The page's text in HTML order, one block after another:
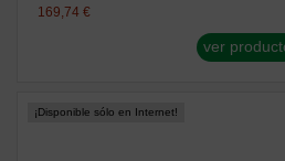
169,74 €
ver
¡Disponible sólo en Internet!